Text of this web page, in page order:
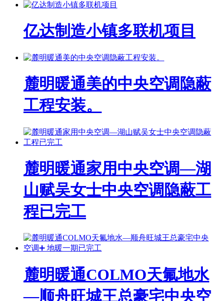
亿达制造小镇多联机项目
麓明暖通美的中央空调隐蔽
工程安装。
麓明暖通家用中央空调—湖
山赋吴女士中央空调隐蔽工
程已完工
麓明暖通COLMO天氟地水
—顺舟旺城王总豪宅中央空